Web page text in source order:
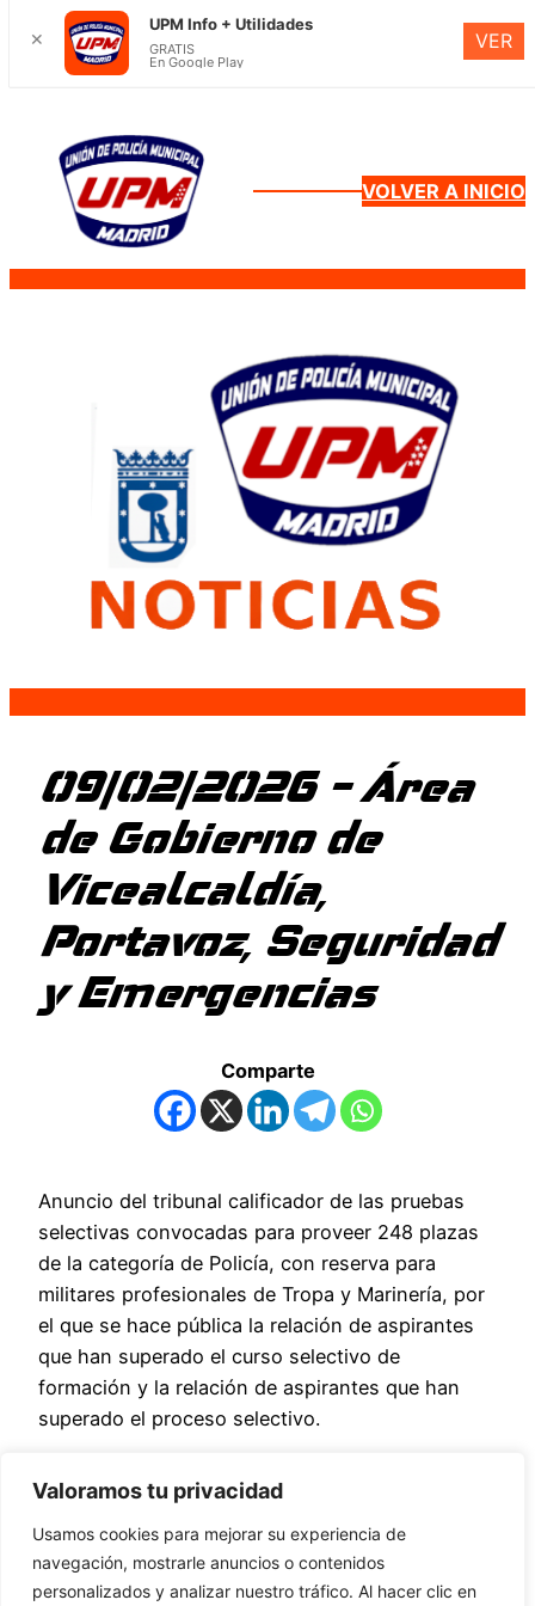
Valoramos tu privacidad
Usamos cookies para mejorar su experiencia de
navegación, mostrarle anuncios o contenidos
personalizados y analizar nuestro tráfico. Al hacer clic en
contenido
VOLVER A INICIO
09/02/2026 – Área
de Gobierno de
Vicealcaldía,
Portavoz, Seguridad
y Emergencias
Comparte
Anuncio del tribunal calificador de las pruebas
selectivas convocadas para proveer 248 plazas
de la categoría de Policía, con reserva para
militares profesionales de Tropa y Marinería, por
el que se hace pública la relación de aspirantes
que han superado el curso selectivo de
formación y la relación de aspirantes que han
superado el proceso selectivo.
Comparte
✕
UPM Info + Utilidades
GRATIS
En Google Play
VER